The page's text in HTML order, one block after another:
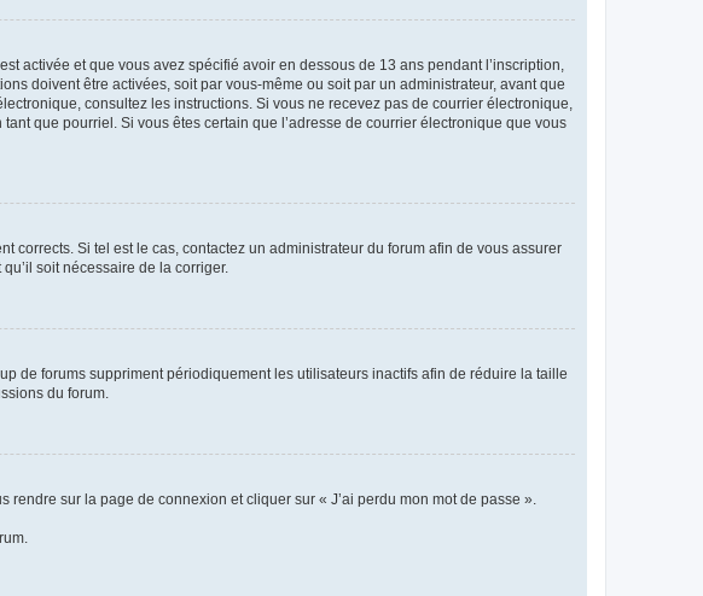
activée et que vous avez spécifié avoir en dessous de 13 ans pendant l’inscription,
doivent être activées, soit par vous-même ou soit par un administrateur, avant que
consultez les instructions. Si vous ne recevez pas de courrier électronique,
que pourriel. Si vous êtes certain que l’adresse de courrier électronique que vous
corrects. Si tel est le cas, contactez un administrateur du forum afin de vous assurer
soit nécessaire de la corriger.
de forums suppriment périodiquement les utilisateurs inactifs afin de réduire la taille
du forum.
sur la page de connexion et cliquer sur « J’ai perdu mon mot de passe ».